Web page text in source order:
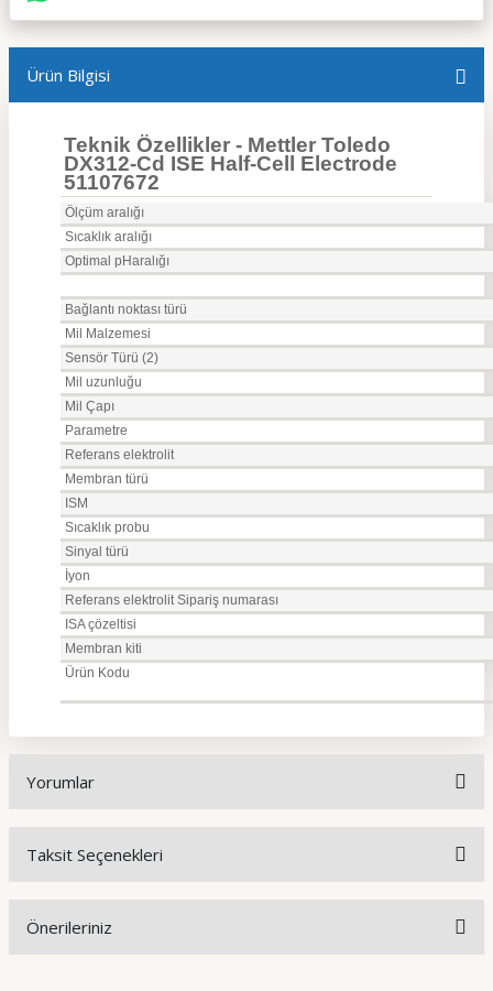
Ürün Bilgisi
Teknik Özellikler - Mettler Toledo
DX312-Cd ISE Half-Cell Electrode
51107672
Ölçüm aralığı
Sıcaklık aralığı
Optimal pHaralığı
Bağlantı noktası türü
Mil Malzemesi
Sensör Türü (2)
Mil uzunluğu
Mil Çapı
Parametre
Referans elektrolit
Membran türü
ISM
Sıcaklık probu
Sinyal türü
İyon
Referans elektrolit Sipariş numarası
ISA çözeltisi
Membran kiti
Ürün Kodu
Yorumlar
Taksit Seçenekleri
Önerileriniz